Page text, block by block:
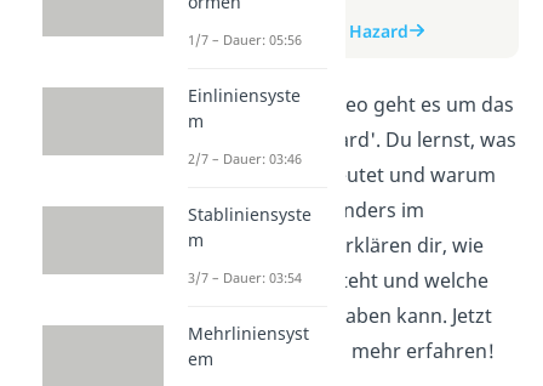
zum Beitrag: Moral Hazard
In diesem Erklärvideo geht es um das
Thema 'Moral Hazard'. Du lernst, was
Moral Hazard bedeutet und warum
es wichtig ist, besonders im
Finanzwesen. Wir erklären dir, wie
Moral Hazard entsteht und welche
Auswirkungen es haben kann. Jetzt
Video ansehen und mehr erfahren!
1/7 – Dauer: 05:56
Einliniensyste
m
2/7 – Dauer: 03:46
Stabliniensyste
m
3/7 – Dauer: 03:54
Mehrliniensyst
em